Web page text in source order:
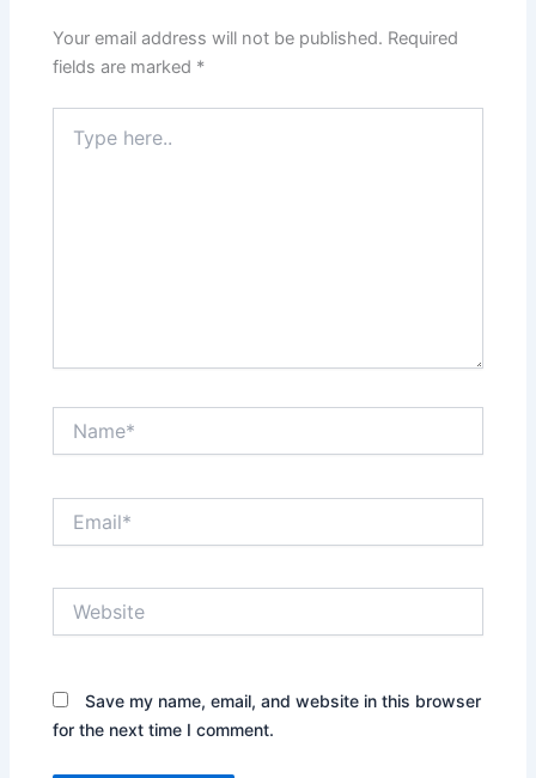
Your email address will not be published. Required
fields are marked *
here..
Save my name, email, and website in this browser
for the next time I comment.